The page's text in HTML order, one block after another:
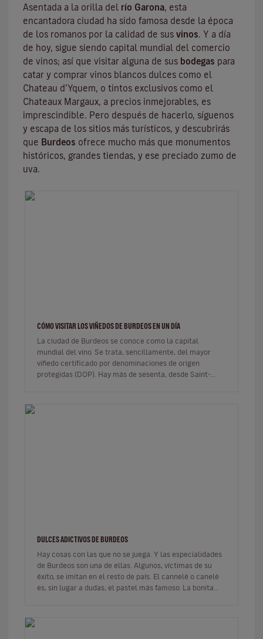
Asentada a la orilla del río Garona, esta
encantadora ciudad ha sido famosa desde la época
de los romanos por la calidad de sus vinos. Y a día
de hoy, sigue siendo capital mundial del comercio
de vinos; así que visitar alguna de sus bodegas para
catar y comprar vinos blancos dulces como el
Chateau d’Yquem, o tintos exclusivos como el
Chateaux Margaux, a precios inmejorables, es
imprescindible. Pero después de hacerlo, síguenos
y escapa de los sitios más turísticos, y descubrirás
que Burdeos ofrece mucho más que monumentos
históricos, grandes tiendas, y ese preciado zumo de
uva.
CÓMO VISITAR LOS VIÑEDOS DE BURDEOS EN UN DÍA
La ciudad de Burdeos se conoce como la capital
mundial del vino. Se trata, sencillamente, del mayor
viñedo certificado por denominaciones de origen
protegidas (DOP). Hay más de sesenta, desde Saint-
DULCES ADICTIVOS DE BURDEOS
Hay cosas con las que no se juega. Y las especialidades
de Burdeos son una de ellas. Algunos, víctimas de su
éxito, se imitan en el resto de país. El cannelé o canelé
es, sin lugar a dudas, el pastel más famoso. La bonita